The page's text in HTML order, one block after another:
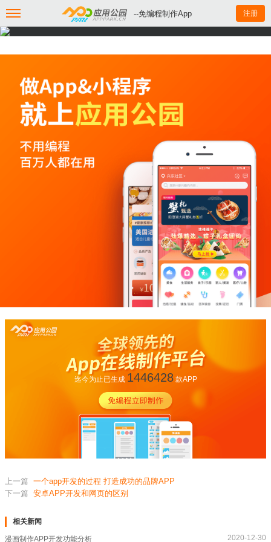
--免编程制作App 注册
迄今为止已生成 1446428款APP
上一篇 一个app开发的过程 打造成功的品牌APP
下一篇 安卓APP开发和网页的区别
相关新闻
漫画制作APP开发功能分析 2020-12-30